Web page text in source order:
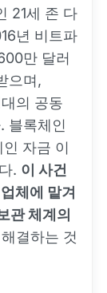
21세 존 다
년 비트파
만 달러
으며,
의 공동
블록체인
자금 이
. 이 사건
체에 맡겨
관 체계의
결하는 것